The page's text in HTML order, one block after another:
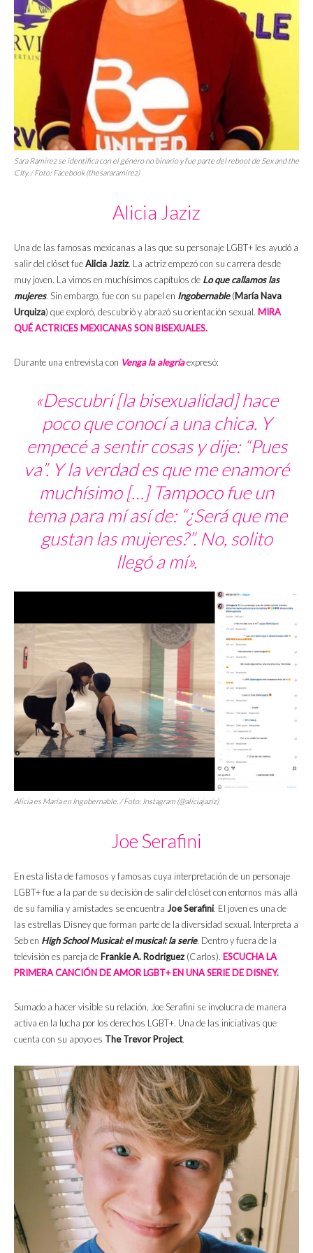
Sara Ramírez se identifica con el género no binario y fue parte delrebootde Sex and the
CIty. / Foto: Facebook (thesararamirez)
Alicia Jaziz
Una de las famosas mexicanas a las que su personaje LGBT+ les ayudó a
salir del clóset fueAlicia Jaziz. La actriz empezó con su carrera desde
muy joven. La vimos en muchísimos capítulos de Lo que callamos las
mujeres. Sin embargo, fue con su papel en Ingobernable(María Nava
Urquiza) que exploró, descubrió y abrazó su orientación sexual. MIRA
QUÉ ACTRICES MEXICANAS SON BISEXUALES.
Durante una entrevista con Venga la alegríaexpresó:
«Descubrí [la bisexualidad] hace
poco que conocí a una chica. Y
empecé a sentir cosas y dije: “Pues
va”. Y la verdad es que me enamoré
muchísimo […] Tampoco fue un
tema para mí así de: “¿Será que me
gustan las mujeres?”. No, solito
llegó a mí».
Alicia es María en Ingobernable . / Foto: Instagram (@aliciajaziz)
Joe Serafini
En esta lista de famosos y famosas cuya interpretación de un personaje
LGBT+ fue a la par de su decisión de salir del clóset con entornos más allá
de su familia y amistades se encuentra Joe Serafini. El joven es una de
las estrellas Disney que forman parte de la diversidad sexual. Interpreta a
Seb en High School Musical: el musical: la serie. Dentro y fuera de la
televisión es pareja de Frankie A. Rodriguez (Carlos). ESCUCHA LA
PRIMERA CANCIÓN DE AMOR LGBT+ EN UNA SERIE DE DISNEY.
Sumado a hacer visible su relación, Joe Serafini se involucra de manera
activa en la lucha por los derechos LGBT+. Una de las iniciativas que
cuenta con su apoyo es The Trevor Project.